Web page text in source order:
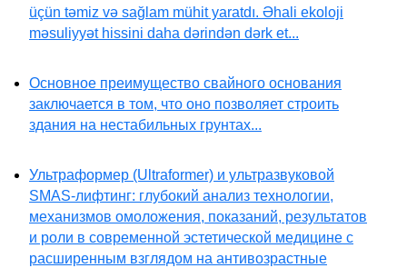
üçün təmiz və sağlam mühit yaratdı. Əhali ekoloji
məsuliyyət hissini daha dərindən dərk et...
Основное преимущество свайного основания
заключается в том, что оно позволяет строить
здания на нестабильных грунтах...
Ультраформер (Ultraformer) и ультразвуковой
SMAS-лифтинг: глубокий анализ технологии,
механизмов омоложения, показаний, результатов
и роли в современной эстетической медицине с
расширенным взглядом на антивозрастные